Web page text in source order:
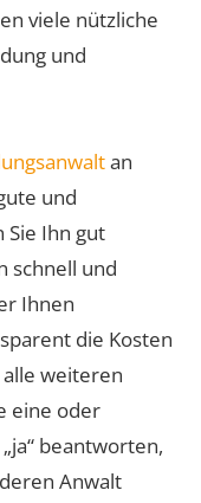
viele nützliche
und
an
und
Sie Ihn gut
schnell und
Ihnen
die Kosten
weiteren
eine oder
beantworten,
Anwalt